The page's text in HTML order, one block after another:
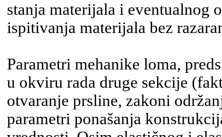
stanja materijala i eventualnog
ispitivanja materijala bez
Parametri mehanike loma,
u okviru rada druge sekcije
otvaranje prsline, zakoni
parametri ponašanja